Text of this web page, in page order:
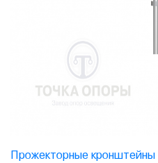
Прожекторные кронштейны